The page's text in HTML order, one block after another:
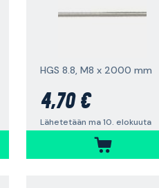
HGS 8.8, M8 x 2000 mm
4,70 €
Lähetetään ma 10. elokuuta